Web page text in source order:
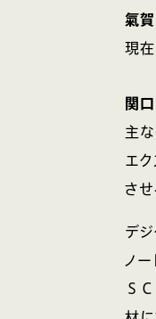
氣賀
現在
関口
主
エク
させ
デ
ノ
Ｓ